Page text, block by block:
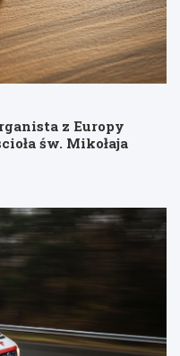
z Europy
św. Mikołaja